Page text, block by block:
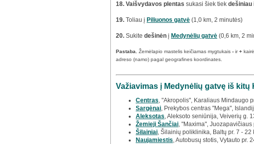
18. Vaišvydavos plentas sukasi šiek tiek dešiniau
19. Toliau į Piliuonos gatvė (1,0 km, 2 minutės)
20. Sukite dešinėn į Medynėlių gatvė (0,6 km, 2
Pastaba. Žemėlapio mastelis keičiamas mygtukais - ir+
adreso (namo) pagal geografines koordinates.
Važiavimas į Medynėlių gatvę iš
Centras , "Akropolis", Karaliaus Mindaugo
Sargėnai , Prekybos centras "Mega",
Aleksotas , Aleksoto seniūnija, Veiverių g.
Žemieji Šančiai , "Maxima", Juozapavičiaus
Šilainiai , Šilainių poliklinika, Baltų pr. 7 - 22
Naujamiestis , Autobusų stotis, Vytauto pr.